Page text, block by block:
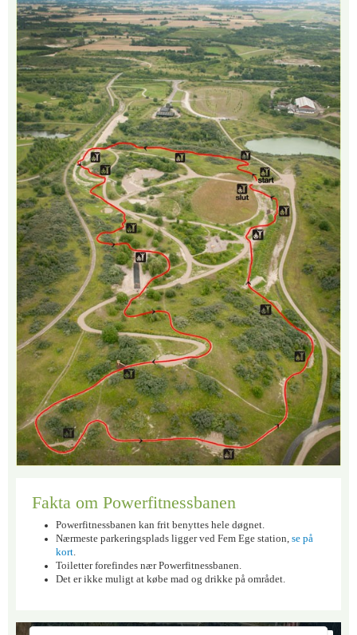
Fakta om Powerfitnessbanen
Powerfitnessbanen kan frit benyttes hele døgnet.
Nærmeste parkeringsplads ligger ved Fem Ege station, se på
kort.
Toiletter forefindes nær Powerfitnessbanen.
Det er ikke muligt at købe mad og drikke på området.